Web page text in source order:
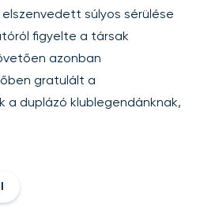
súlyos sérülése
figyelte a társak
azonban
gratulált a
a duplázó klublegendánknak,